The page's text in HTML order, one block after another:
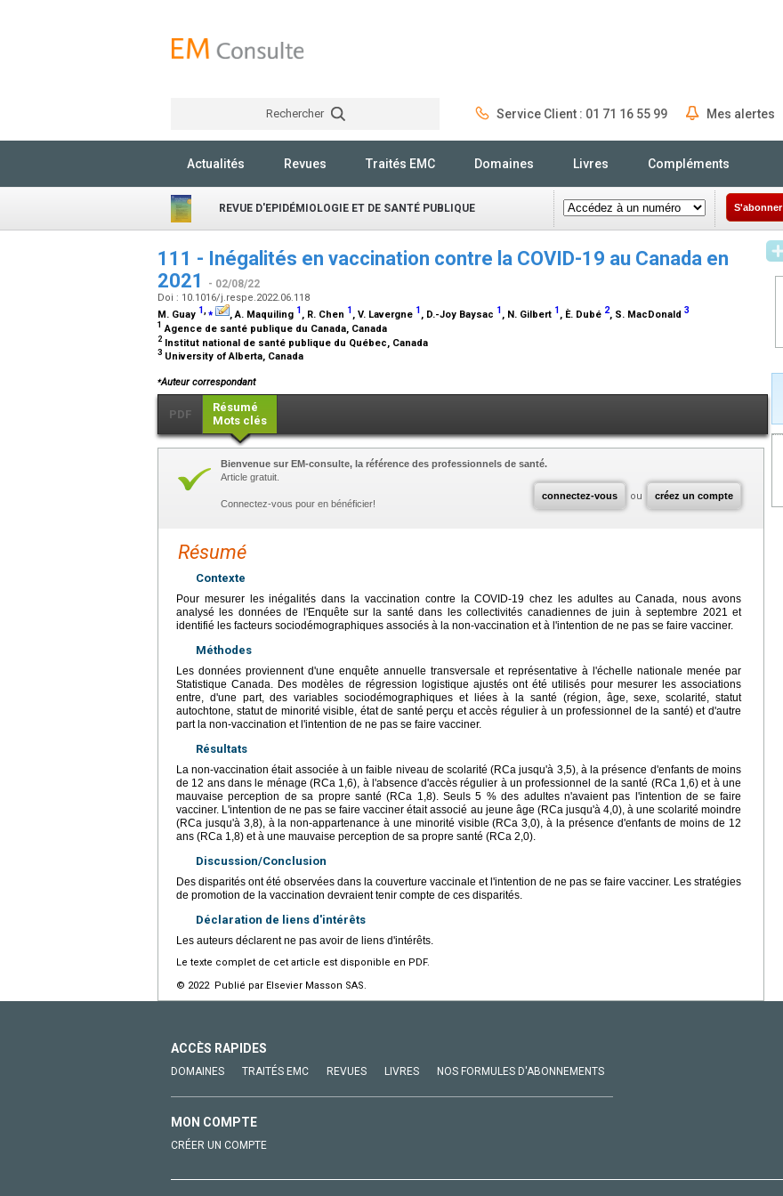
Rechercher Service Client : 01 71 16 55 99 Mes alertes
Actualités Revues Traités EMC Domaines Livres Compléments
REVUE D'EPIDÉMIOLOGIE ET DE SANTÉ PUBLIQUE S'abonner
111 - Inégalités en vaccination contre la COVID-19 au Canada en
2021
- 02/08/22
Doi : 10.1016/j.respe.2022.06.118
M. Guay 1,⁎ , A. Maquiling 1 , R. Chen 1 , V. Lavergne 1 , D.-Joy Baysac 1 , N. Gilbert 1 , È. Dubé 2, S. MacDonald 3
1 Agence de santé publique du Canada, Canada
2 Institut national de santé publique du Québec, Canada
3 University of Alberta, Canada
⁎Auteur correspondant
PDF
Résumé
Mots clés
connectez-vous ou créez un compte
Bienvenue sur EM-consulte, la référence des professionnels de santé.
Article gratuit.
Connectez-vous pour en bénéficier!
Résumé
Contexte
Pour mesurer les inégalités dans la vaccination contre la COVID-19 chez les adultes au Canada, nous avons
analysé les données de l'Enquête sur la santé dans les collectivités canadiennes de juin à septembre 2021 et
identifié les facteurs sociodémographiques associés à la non-vaccination et à l'intention de ne pas se faire vacciner.
Méthodes
Les données proviennent d'une enquête annuelle transversale et représentative à l'échelle nationale menée par
Statistique Canada. Des modèles de régression logistique ajustés ont été utilisés pour mesurer les associations
entre, d'une part, des variables sociodémographiques et liées à la santé (région, âge, sexe, scolarité, statut
autochtone, statut de minorité visible, état de santé perçu et accès régulier à un professionnel de la santé) et d'autre
part la non-vaccination et l'intention de ne pas se faire vacciner.
Résultats
La non-vaccination était associée à un faible niveau de scolarité (RCa jusqu'à 3,5), à la présence d'enfants de moins
de 12 ans dans le ménage (RCa 1,6), à l'absence d'accès régulier à un professionnel de la santé (RCa 1,6) et à une
mauvaise perception de sa propre santé (RCa 1,8). Seuls 5 % des adultes n'avaient pas l'intention de se faire
vacciner. L'intention de ne pas se faire vacciner était associé au jeune âge (RCa jusqu'à 4,0), à une scolarité moindre
(RCa jusqu'à 3,8), à la non-appartenance à une minorité visible (RCa 3,0), à la présence d'enfants de moins de 12
ans (RCa 1,8) et à une mauvaise perception de sa propre santé (RCa 2,0).
Discussion/Conclusion
Des disparités ont été observées dans la couverture vaccinale et l'intention de ne pas se faire vacciner. Les stratégies
de promotion de la vaccination devraient tenir compte de ces disparités.
Déclaration de liens d'intérêts
Les auteurs déclarent ne pas avoir de liens d'intérêts.
Le texte complet de cet article est disponible en PDF.
© 2022 Publié par Elsevier Masson SAS.
ACCÈS RAPIDES
DOMAINES TRAITÉS EMC REVUES LIVRES NOS FORMULES D'ABONNEMENTS
MON COMPTE
CRÉER UN COMPTE